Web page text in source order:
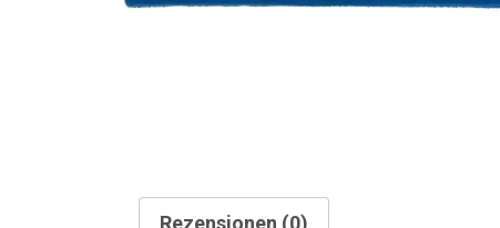
Rezensionen (0)